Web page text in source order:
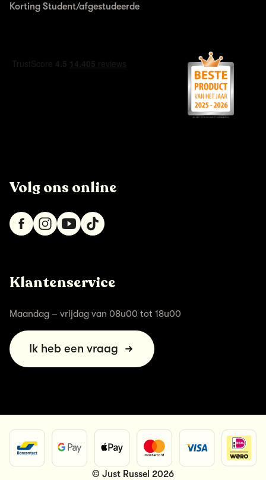
Korting Student/afgestudeerde
Volg ons online
Klantenservice
Maandag – vrijdag van 08u00 tot 18u00
Ik heb een vraag
© Just Russel 2026